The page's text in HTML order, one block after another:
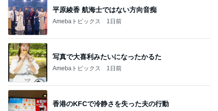
平原綾香 航海士ではない方向音痴
Amebaトピックス 1日前
写真で大喜利みたいになったかるた
Amebaトピックス 1日前
香港のKFCで冷静さを失った夫の行動